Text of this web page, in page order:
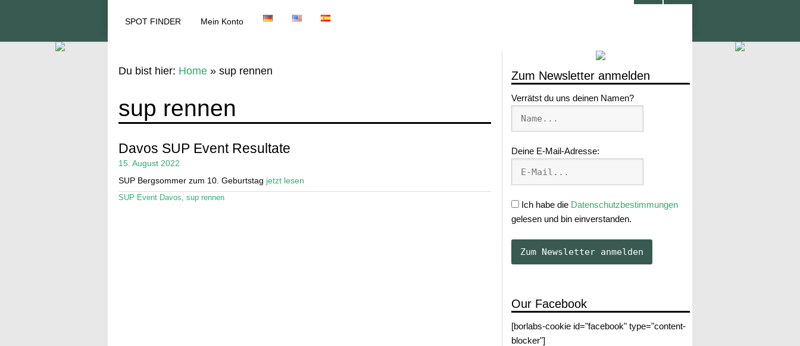
SPOT FINDER Mein Konto
Zum Newsletter anmelden
Verrätst du uns deinen Namen?
Deine E-Mail-Adresse:
Ich habe die Datenschutzbestimmungen
gelesen und bin einverstanden.
Our Facebook
[borlabs-cookie id="facebook" type="content-
blocker"]
Du bist hier: Home» sup rennen
sup rennen
Davos SUP Event Resultate
15. August 2022
SUP Bergsommer zum 10. Geburtstag jetzt lesen
SUP Event Davos, sup rennen